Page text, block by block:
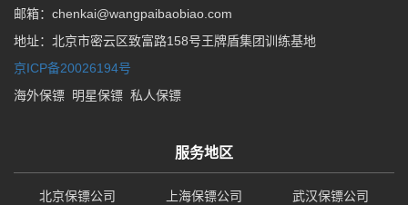
邮箱：chenkai@wangpaibaobiao.com
地址：北京市密云区致富路158号王牌盾集团训练基地
京ICP备20026194号
海外保镖
明星保镖 私人保镖
服务地区
北京保镖公司 上海保镖公司
武汉保镖公司